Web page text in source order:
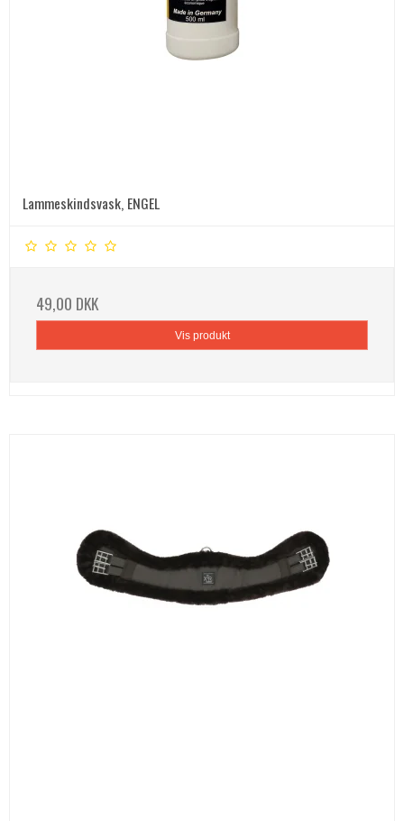
Lammeskindsvask, ENGEL
49,00 DKK
Vis produkt